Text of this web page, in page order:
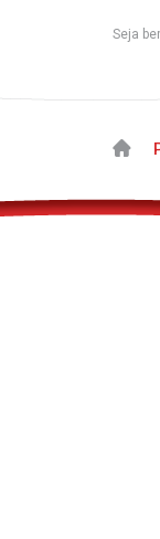
Seja